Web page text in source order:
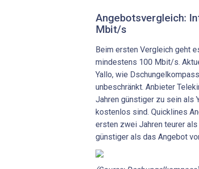
Angebotsvergleich:
Mbit/s
Beim ersten Vergleich geht
mindestens 100 Mbit/s.
Yallo, wie
unbeschränkt. Anbieter
Jahren günstiger zu sein als
kostenlos sind. Quicklines
ersten zwei Jahren teurer
günstiger als das Angebot